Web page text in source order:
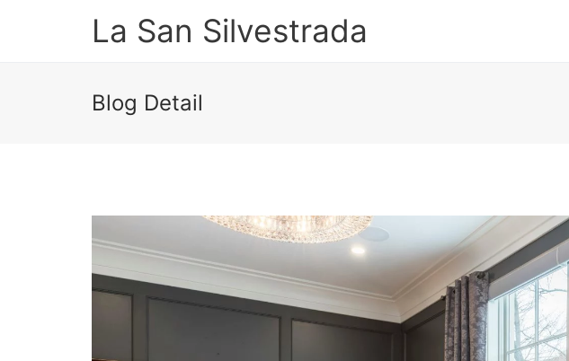
La San Silvestrada
Blog Detail